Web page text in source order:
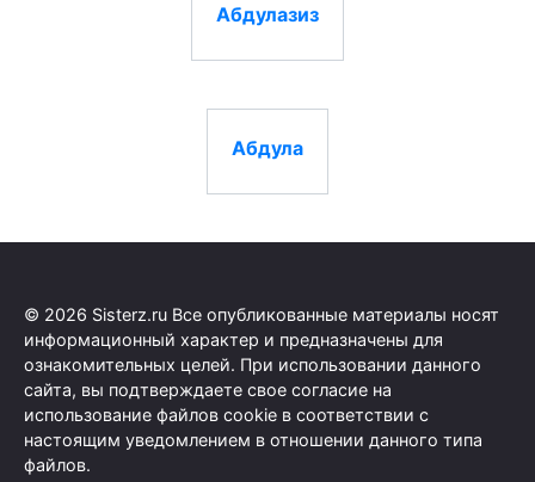
Абдулазиз
Абдула
© 2026 Sisterz.ru Все опубликованные материалы носят
информационный характер и предназначены для
ознакомительных целей. При использовании данного
сайта, вы подтверждаете свое согласие на
использование файлов cookie в соответствии с
настоящим уведомлением в отношении данного типа
файлов.